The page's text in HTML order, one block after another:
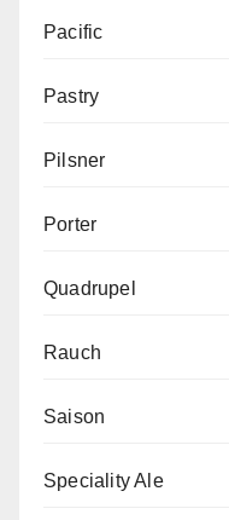
Pacific
Pastry
Pilsner
Porter
Quadrupel
Rauch
Saison
Speciality Ale